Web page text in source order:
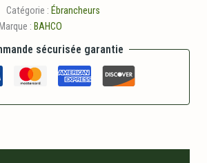
Catégorie : Ébrancheurs
Marque : BAHCO
sécurisée garantie